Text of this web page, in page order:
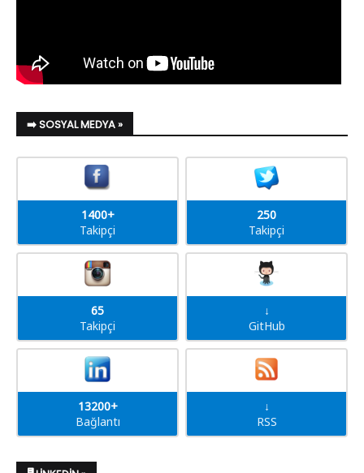
➡️ SOSYAL MEDYA »
1400+
Takipçi
250
Takipçi
65
Takipçi
↓
GitHub
13200+
Bağlantı
↓
RSS